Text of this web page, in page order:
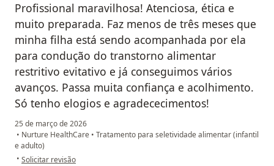
Profissional maravilhosa! Atenciosa, ética e
muito preparada. Faz menos de três meses que
minha filha está sendo acompanhada por ela
para condução do transtorno alimentar
restritivo evitativo e já conseguimos vários
avanços. Passa muita confiança e acolhimento.
Só tenho elogios e agradececimentos!
25 de março de 2026
• Nurture HealthCare • Tratamento para seletividade alimentar (infantil
e adulto)
• na opinião do utilizador Milena
Solicitar revisão